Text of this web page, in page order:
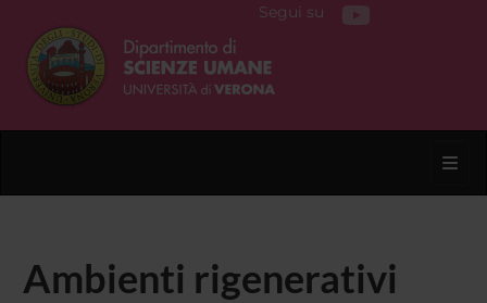
Segui su
Ambienti rigenerativi